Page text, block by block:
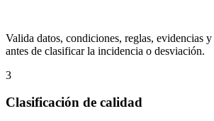
Valida datos, condiciones, reglas, evidencias
antes de clasificar la incidencia o desviación.
3
Clasificación de calidad